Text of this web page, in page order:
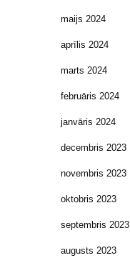
maijs 2024
aprīlis 2024
marts 2024
februāris 2024
janvāris 2024
decembris 2023
novembris 2023
oktobris 2023
septembris 2023
augusts 2023